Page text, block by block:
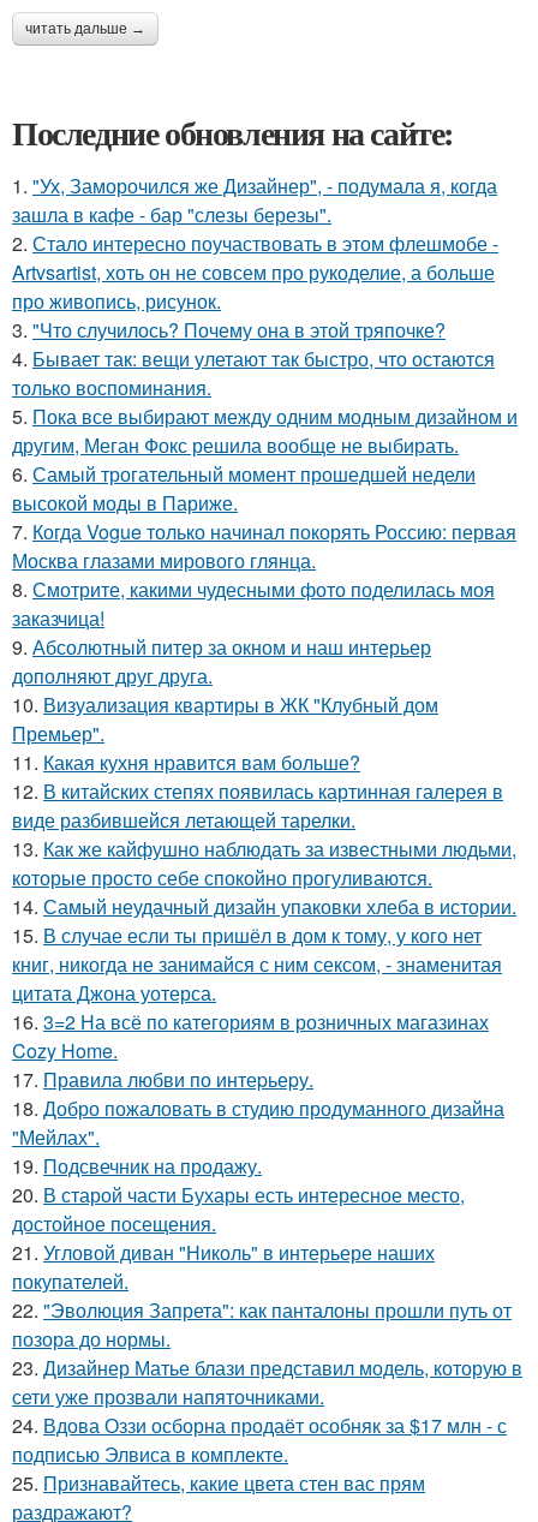
читать дальше →
Последние обновления на сайте:
1. "Ух, Заморочился же Дизайнер", - подумала я, когда
зашла в кафе - бар "слезы березы".
2. Стало интересно поучаствовать в этом флешмобе -
Artvsartist, хоть он не совсем про рукоделие, а больше
про живопись, рисунок.
3. "Что случилось? Почему она в этой тряпочке?
4. Бывает так: вещи улетают так быстро, что остаются
только воспоминания.
5. Пока все выбирают между одним модным дизайном и
другим, Меган Фокс решила вообще не выбирать.
6. Самый трогательный момент прошедшей недели
высокой моды в Париже.
7. Когда Vogue только начинал покорять Россию: первая
Москва глазами мирового глянца.
8. Смотрите, какими чудесными фото поделилась моя
заказчица!
9. Абсолютный питер за окном и наш интерьер
дополняют друг друга.
10. Визуализация квартиры в ЖК "Клубный дом
Премьер".
11. Какая кухня нравится вам больше?
12. В китайских степях появилась картинная галерея в
виде разбившейся летающей тарелки.
13. Как же кайфушно наблюдать за известными людьми,
которые просто себе спокойно прогуливаются.
14. Самый неудачный дизайн упаковки хлеба в истории.
15. В случае если ты пришёл в дом к тому, у кого нет
книг, никогда не занимайся с ним сексом, - знаменитая
цитата Джона уотерса.
16. 3=2 На всё по категориям в розничных магазинах
Cozy Home.
17. Правила любви по интеpьеpу.
18. Добро пожаловать в студию продуманного дизайна
"Мейлах".
19. Подсвечник на продажу.
20. В старой части Бухары есть интересное место,
достойное посещения.
21. Угловой диван "Николь" в интерьере наших
покупателей.
22. "Эволюция Запрета": как панталоны прошли путь от
позора до нормы.
23. Дизайнер Матье блази представил модель, которую в
сети уже прозвали напяточниками.
24. Вдова Оззи осборна продаёт особняк за $17 млн - с
подписью Элвиса в комплекте.
25. Признавайтесь, какие цвета стен вас прям
раздражают?